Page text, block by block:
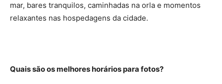
mar, bares tranquilos, caminhadas na orla e momentos
relaxantes nas hospedagens da cidade.
Quais são os melhores horários para fotos?